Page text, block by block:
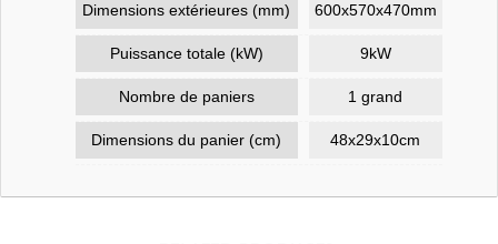
Dimensions extérieures (mm) 600x570x470mm
Puissance totale (kW) 9kW
Nombre de paniers 1 grand
Dimensions du panier (cm) 48x29x10cm